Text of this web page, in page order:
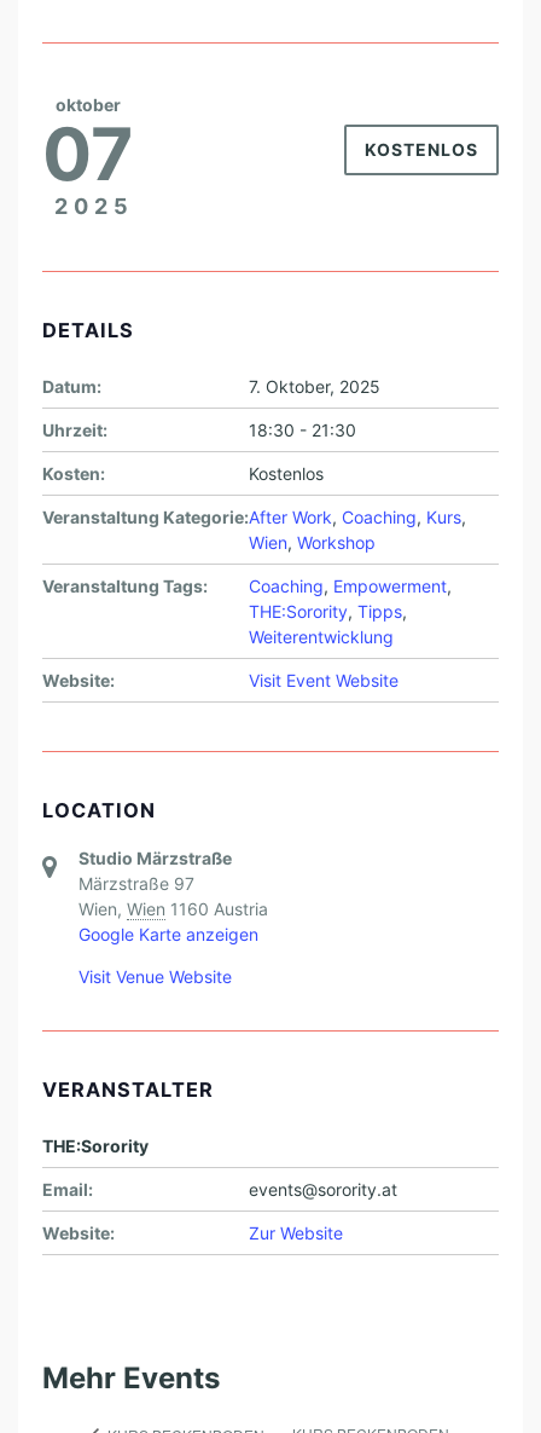
N
oktober
07
2025
KOSTENLOS
DETAILS
Datum: 7. Oktober, 2025
Uhrzeit: 18:30 - 21:30
Kosten: Kostenlos
Veranstaltung Kategorie:After Work, Coaching, Kurs,
Wien, Workshop
Veranstaltung Tags: Coaching, Empowerment,
THE:Sorority, Tipps,
Weiterentwicklung
Website: Visit Event Website
LOCATION
Studio Märzstraße
Märzstraße 97
Wien, Wien 1160 Austria
Google Karte anzeigen
Visit Venue Website
VERANSTALTER
THE:Sorority
Email: events@sorority.at
Website: Zur Website
Mehr Events